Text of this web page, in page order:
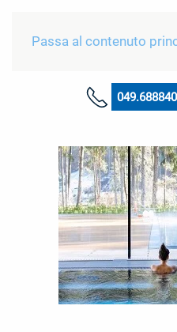
Passa al contenuto